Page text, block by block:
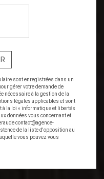
sont enregistrées dans un
gérer votre demande de
nécessaire à la gestion de la
légales applicables et sont
la loi « informatique et libertés
données vous concernant et
contact@agence-
de la liste d'opposition au
vous pouvez vous